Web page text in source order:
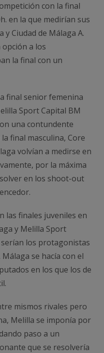
con la final
en la que medirían sus
y Ciudad de Málaga A.
a los
la final con un
final senior femenina
Sport Capital BM
una contundente
final masculina, Core
volvían a medirse en
por la máxima
en los shoot-out
las finales juveniles en
y Melilla Sport
los protagonistas
se hacía con el
en los que los de
mismos rivales pero
Melilla se imponía por
paso a un
que se resolvería